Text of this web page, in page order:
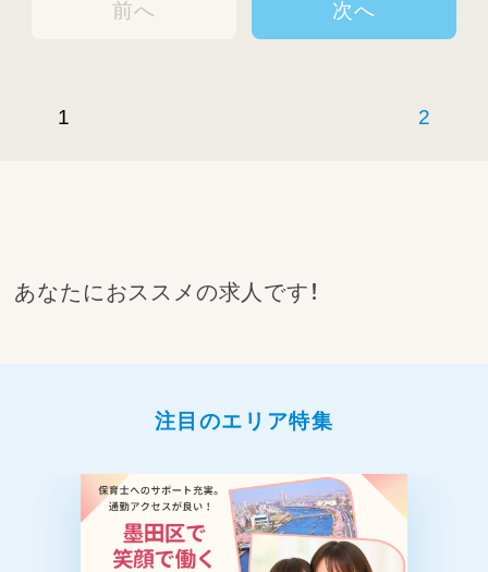
9:00～10:00 送迎
17:00～17:30 記録
・従事すべき業務の変更の範囲：法人の定める業
務
└保護者からの相談対応、不安や悩みを受け
入社初日、入社手続きや社内環境や設備につい
徐々にお1人でお任せできる業務からお任せし
ていく予定です。
前へ
1 2
次へ
あなたにおススメの求人です！
注目のエリア特集